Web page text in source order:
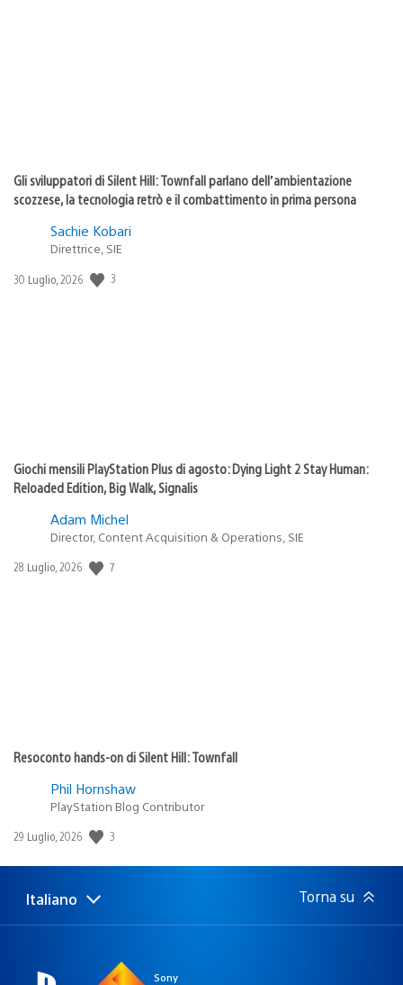
Gli sviluppatori di Silent Hill: Townfall parlano dell’ambientazione
scozzese, la tecnologia retrò e il combattimento in prima persona
Sachie Kobari
Direttrice, SIE
Data
30 Luglio, 2026 3
Giochi mensili PlayStation Plus di agosto: Dying Light 2 Stay Human:
Reloaded Edition, Big Walk, Signalis
Adam Michel
Director, Content Acquisition & Operations, SIE
Data
28 Luglio, 2026 7
Resoconto hands-on di Silent Hill: Townfall
Phil Hornshaw
PlayStation Blog Contributor
Data
pubblicazione:
29 Luglio, 2026 3
Seleziona
una
Regione
attuale:
Italiano Torna su
Sony